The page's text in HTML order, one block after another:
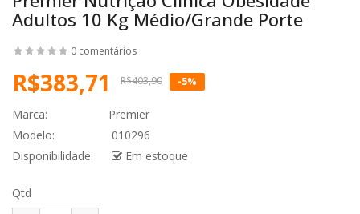
Adultos 10 Kg Médio/grande Porte
0 comentários
R$383,71 R$403,90 -5%
Marca:
Premier
Modelo:
010296
Disponibilidade:
Em estoque
Qtd